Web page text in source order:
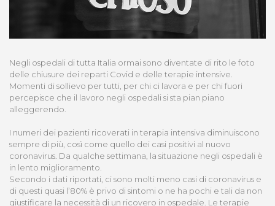
DUE DILIGENCE
Negli ospedali di tutta Italia ormai sono diventate di rito le foto
delle chiusure dei reparti Covid e delle terapie intensive.
Momenti di sollievo per tutti, per chi ci lavora e per chi fuori
percepisce che il lavoro negli ospedali si sta pian piano
alleggerendo.
I numeri dei pazienti ricoverati in terapia intensiva diminuiscono
sempre di più, così come quello dei casi positivi al nuovo
coronavirus. Da qualche settimana, la situazione negli ospedali è
in lento miglioramento.
Secondo i dati riportati, ci sono molti meno casi di coronavirus e
di questi quasi l’80% è privo di sintomi o ne ha pochi e tali da non
giustificare la necessità di un ricovero in ospedale. Le terapie